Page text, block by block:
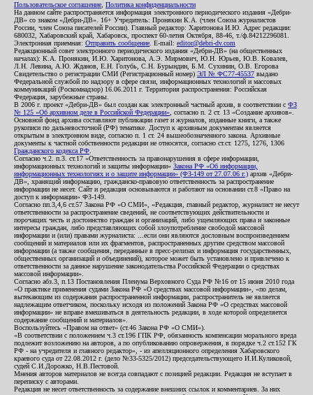
Пользовательское соглашение Политика конфиденциальности
На данном сайте распространяется информация электронного периодического издания «Дебри-
ДВ» со знаком «Дебри-ДВ». 16+ Учредитель: Пронякин К.А. (член Союза журналистов
России, член Союза писателей России). Главный редактор: Харитонова И.Ю. Адрес редакции:
680032, Хабаровский край, Хабаровск, проспект 60-летия Октября, 88-46, т./ф.84212296081.
Электронная приемная: Отправить сообщение . E-mail: editor@debri-dv.com
Редакционный совет электронного периодического издания «Дебри-ДВ» (на общественных
началах): К.А. Пронякин, И.Ю. Харитонова, А.Э. Мирмович, Ю.Н. Юрьев, Ю.В. Ковалев,
Л.Н. Левина, А.Ю. Жданов, Е.Н. Голубь, С.Н. Бурындин, Б.М. Сухинин, О.В. Егорова
Свидетельство о регистрации СМИ (Регистрационный номер) ЭЛ № ФС77-45537 выдано
Федеральной службой по надзору в сфере связи, информационных технологий и массовых
коммуникаций (Роскомнадзор) 16.06.2011 г. Территория распространения: Российская
Федерация, зарубежные страны.
В 2006 г. проект «Дебри-ДВ» был создан как электронный частный архив, в соответствии с ФЗ
№ 125 «Об архивном деле в Российской Федерации» , согласно п. 2 ст. 13 «Создание архивов».
Основной фонд архива составляют публикации газет и журналов, изданные книги, а также
рукописи по дальневосточной (РФ) тематике. Доступ к архивным документам является
открытым в электронном виде, согласно п. 1 ст. 24 вышеобозначенного закона. Архивные
документы к частной собственности редакции не относятся, согласно ст.ст. 1275, 1276, 1306
Гражданского кодекса РФ
Согласно ч.2. п.3. ст.17 «Ответственность за правонарушения в сфере информации,
информационных технологий и защиты информации» Закона РФ «Об информации,
информационных технологиях и о защите информации» (ФЗ-149 от 27.07.06 г.) архив «Дебри-
ДВ», хранящий информацию, гражданско-правовую ответственность за распространение
информации не несет. Сайт и редакция основываются и работают на основании ст.8 «Право на
доступ к информации» ФЗ-149.
Согласно пп.3,4,6 ст.57 Закона РФ «О СМИ», «Редакция, главный редактор, журналист не несут
ответственности за распространение сведений, не соответствующих действительности и
порочащих честь и достоинство граждан и организаций, либо ущемляющих права и законные
интересы граждан, либо представляющих собой злоупотребление свободой массовой
информации и (или) правами журналиста: ...если они являются дословным воспроизведением
сообщений и материалов или их фрагментов, распространенных другим средством массовой
информации (а также сообщения, переданные в пресс-релизах и информация государственных,
общественных организаций и объединений), которое может быть установлено и привлечено к
ответственности за данное нарушение законодательства Российской Федерации о средствах
массовой информации».
Согласно абз.3, п.13 Постановления Пленума Верховного Суда РФ №16 от 15 июня 2010 года
«О практике применения судами Закона РФ «О средствах массовой информации», «по делам,
вытекающим из содержания распространенной информации, распространитель не является
надлежащим ответчиком, поскольку исходя из положений Закона РФ «О средствах массовой
информации» не вправе вмешиваться в деятельность редакции, в ходе которой определяется
содержание сообщений и материалов».
Воспользуйтесь «Правом на ответ» (ст.46 Закона РФ «О СМИ»).
«В соответствии с положением ч.3 ст.196 ГПК РФ, обязанность компенсации морального вреда
подлежит возложению на авторов, а по опубликованию опровержения, в порядке ч.2 ст.152 ГК
РФ - на учредителя и главного редактор», - из апелляционного определения Хабаровского
краевого суда от 22.08.2012 г. (дело №33-5325/2012) председательствующего И.И.Куликовой,
судей С.И.Дорожко, Н.В.Пестовой.
Мнения авторов материалов не всегда совпадают с позицией редакции. Редакция не вступает в
переписку с авторами.
Редакция не несет ответственность за содержание внешних ссылок и комментариев. За них